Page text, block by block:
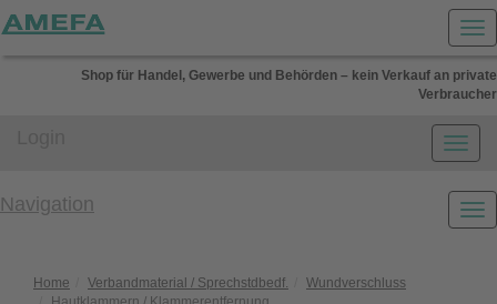
Shop für Handel, Gewerbe und Behörden – kein Verkauf an private
Verbraucher
Navigation
Home Verbandmaterial / Sprechstdbedf.
Wundverschluss